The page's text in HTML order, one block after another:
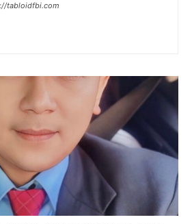
tabloidfbi.com